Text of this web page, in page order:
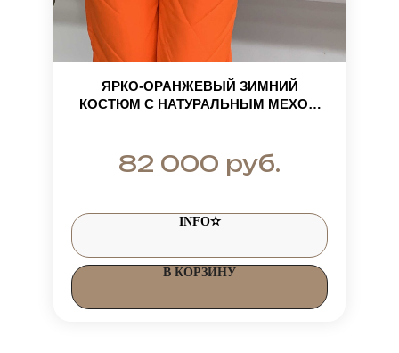
ЯРКО-ОРАНЖЕВЫЙ ЗИМНИЙ
КОСТЮМ С НАТУРАЛЬНЫМ МЕХОМ
82 000 руб.
INFO✫
В КОРЗИНУ